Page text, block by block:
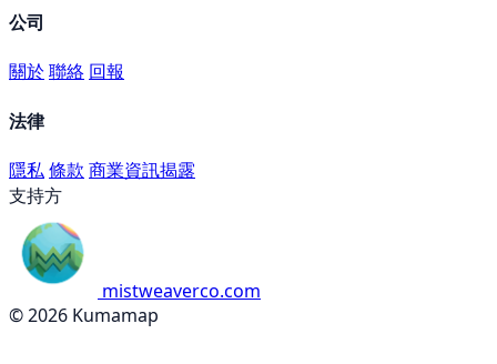
公司
關於聯絡 回報
法律
隱私條款 商業資訊揭露
支持方
mistweaverco.com
© 2026 Kumamap